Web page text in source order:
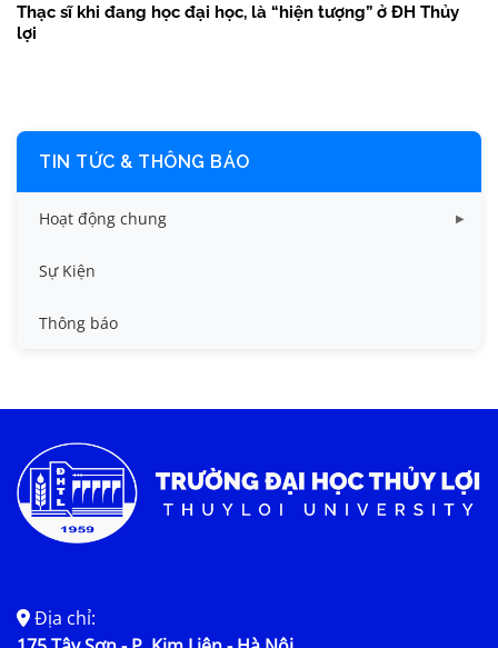
Nữ sinh xinh xắn giỏi toàn khóa, học trước chương trình
TIN TỨC & THÔNG BÁO
Hoạt động chung
Tin công tác sinh viên
Tin KHCN và HTQT
Sự Kiện